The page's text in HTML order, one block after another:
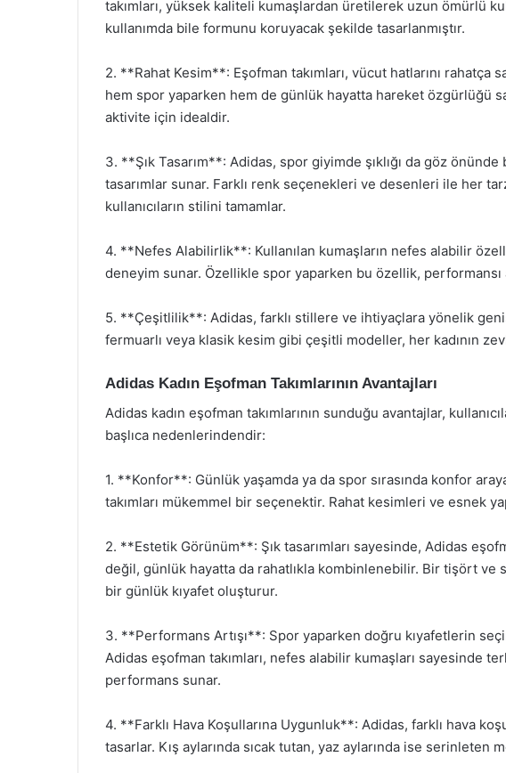
takımları, yüksek kaliteli kumaşlardan üretilerek uzun ömürlü
kullanımda bile formunu koruyacak şekilde tasarlanmıştır.
2. **Rahat Kesim**: Eşofman takımları, vücut hatlarını rahatça
hem spor yaparken hem de günlük hayatta hareket özgürlüğü
aktivite için idealdir.
3. **Şık Tasarım**: Adidas, spor giyimde şıklığı da göz
tasarımlar sunar. Farklı renk seçenekleri ve desenleri ile her
kullanıcıların stilini tamamlar.
4. **Nefes Alabilirlik**: Kullanılan kumaşların nefes alabilir
deneyim sunar. Özellikle spor yaparken bu özellik, performansı
5. **Çeşitlilik**: Adidas, farklı stillere ve ihtiyaçlara yönelik
fermuarlı veya klasik kesim gibi çeşitli modeller, her kadının
Adidas Kadın Eşofman Takımlarının Avantajları
Adidas kadın eşofman takımlarının sunduğu avantajlar,
başlıca nedenlerindendir:
1. **Konfor**: Günlük yaşamda ya da spor sırasında konfor
takımları mükemmel bir seçenektir. Rahat kesimleri ve esnek
2. **Estetik Görünüm**: Şık tasarımları sayesinde, Adidas
değil, günlük hayatta da rahatlıkla kombinlenebilir. Bir tişört ve
bir günlük kıyafet oluşturur.
3. **Performans Artışı**: Spor yaparken doğru kıyafetlerin
Adidas eşofman takımları, nefes alabilir kumaşları sayesinde
performans sunar.
4. **Farklı Hava Koşullarına Uygunluk**: Adidas, farklı hava
tasarlar. Kış aylarında sıcak tutan, yaz aylarında ise serinleten